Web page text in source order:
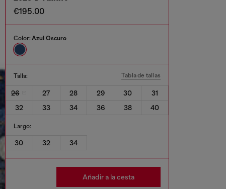
€195.00
Color: Azul Oscuro
Talla: Tabla de tallas
26 27 28 29 30
31
32
33 34 36 38 40
Largo:
30 32 34
Añadir a la cesta